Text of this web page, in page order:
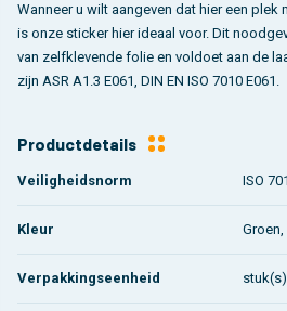
Wanneer u wilt aangeven dat hier een plek
is onze sticker hier ideaal voor. Dit
van zelfklevende folie en voldoet aan de
zijn ASR A1.3 E061, DIN EN ISO 7010 E061.
Productdetails
Veiligheidsnorm ISO
Kleur
Verpakkingseenheid stuk(s)